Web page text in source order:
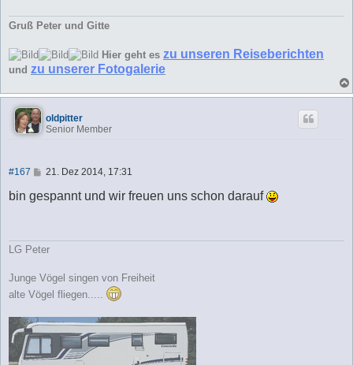
Gruß Peter und Gitte
Hier geht es zu unseren Reiseberichten
und zu unserer Fotogalerie
oldpitter
Senior Member
#167
B
i
21. Dez 2014, 17:31
bin gespannt und wir freuen uns schon darauf
LG Peter
Junge Vögel singen von Freiheit
alte Vögel fliegen.....